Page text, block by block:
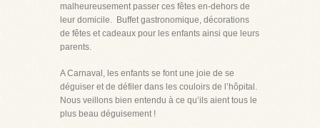
malheureusement passer ces fêtes en-dehors de
leur domicile. Buffet gastronomique, décorations
de fêtes et cadeaux pour les enfants ainsi que leurs
parents.
A Carnaval, les enfants se font une joie de se
déguiser et de défiler dans les couloirs de l’hôpital.
Nous veillons bien entendu à ce qu’ils aient tous le
plus beau déguisement !